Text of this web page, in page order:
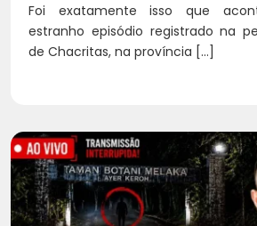
Foi exatamente isso que
estranho episódio registrado na
de Chacritas, na província […]